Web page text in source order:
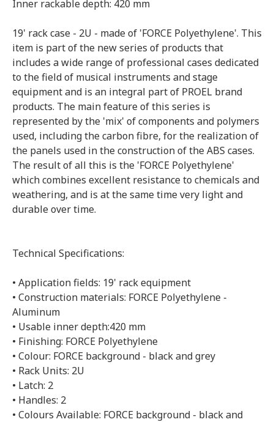
Inner rackable depth: 420 mm
19' rack case - 2U - made of 'FORCE Polyethylene'. This
item is part of the new series of products that
includes a wide range of professional cases dedicated
to the field of musical instruments and stage
equipment and is an integral part of PROEL brand
products. The main feature of this series is
represented by the 'mix' of components and polymers
used, including the carbon fibre, for the realization of
the panels used in the construction of the ABS cases.
The result of all this is the 'FORCE Polyethylene'
which combines excellent resistance to chemicals and
weathering, and is at the same time very light and
durable over time.
Technical Specifications:
• Application fields: 19' rack equipment
• Construction materials: FORCE Polyethylene -
Aluminum
• Usable inner depth:420 mm
• Finishing: FORCE Polyethylene
• Colour: FORCE background - black and grey
• Rack Units: 2U
• Latch: 2
• Handles: 2
• Colours Available: FORCE background - black and